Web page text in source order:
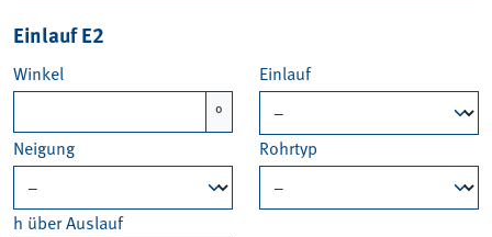
Einlauf E2
Winkel
°
Einlauf
Neigung Rohrtyp
h über Auslauf